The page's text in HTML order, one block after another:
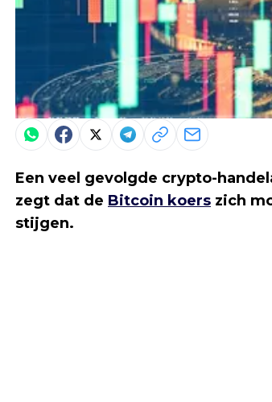
Een veel gevolgde crypto-
zegt dat de Bitcoin koers zich
stijgen.